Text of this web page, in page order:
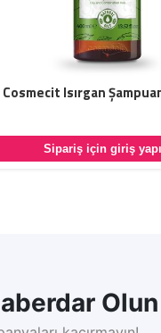
Cosmecit Isırgan
Sipariş için giriş
Olun